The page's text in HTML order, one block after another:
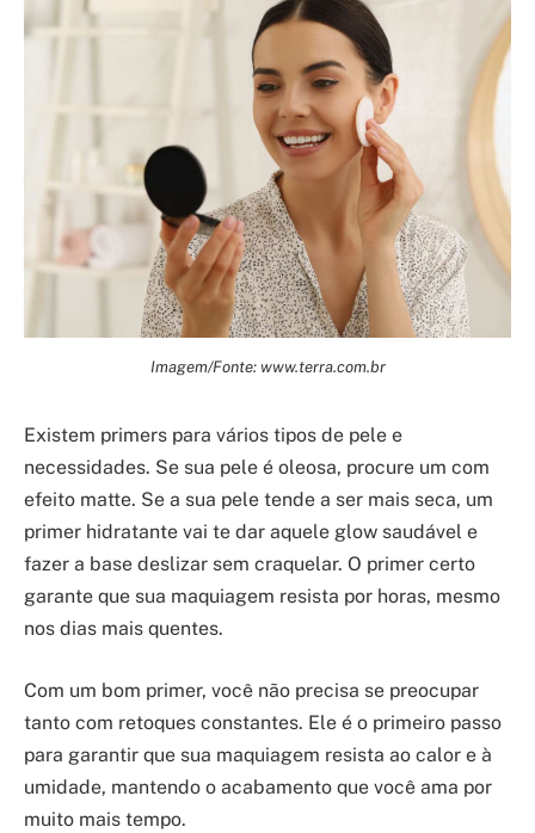
Imagem/Fonte: www.terra.com.br
Existem primers para vários tipos de pele e
necessidades. Se sua pele é oleosa, procure um com
efeito matte. Se a sua pele tende a ser mais seca, um
primer hidratante vai te dar aquele glow saudável e
fazer a base deslizar sem craquelar. O primer certo
garante que sua maquiagem resista por horas, mesmo
nos dias mais quentes.
Com um bom primer, você não precisa se preocupar
tanto com retoques constantes. Ele é o primeiro passo
para garantir que sua maquiagem resista ao calor e à
umidade, mantendo o acabamento que você ama por
muito mais tempo.